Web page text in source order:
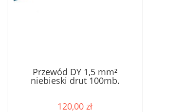
Przewód DY 1,5 mm²
niebieski drut 100mb.
120,00 zł